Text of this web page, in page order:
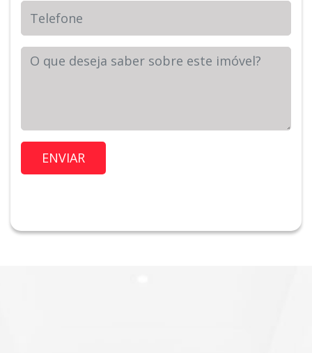
Telefone
Sua Mensagem